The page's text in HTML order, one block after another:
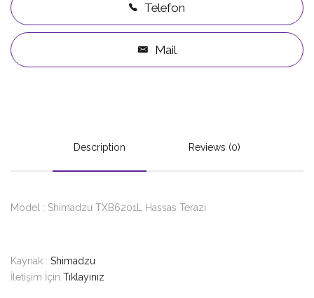
Telefon
Mail
Description Reviews (0)
Model : Shimadzu TXB6201L Hassas Terazi
Kaynak : Shimadzu
İletişim İçin Tıklayınız